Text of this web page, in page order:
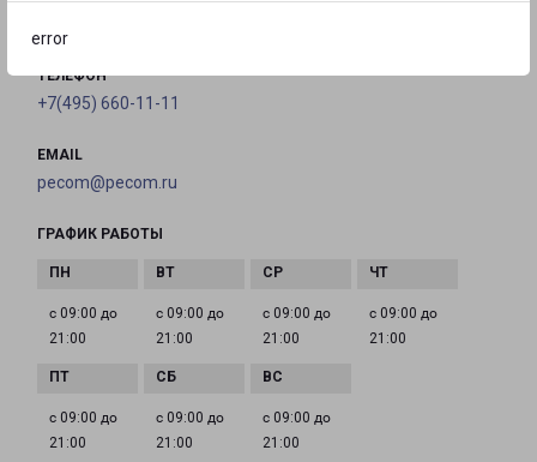
error
ТЕЛЕФОН
+7(495) 660-11-11
EMAIL
pecom@pecom.ru
ГРАФИК РАБОТЫ
с 09:00 до
21:00
с 09:00 до
21:00
с 09:00 до
21:00
с 09:00 до
21:00
с 09:00 до
21:00
с 09:00 до
21:00
с 09:00 до
21:00